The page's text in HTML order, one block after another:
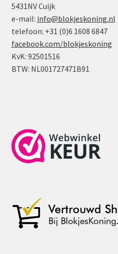
5431NV Cuijk
e-mail: info@blokjeskoning.nl
telefoon: +31 (0)6 1608 6847
facebook.com/blokjeskoning
KvK: 92501516
BTW: NL001727471B91